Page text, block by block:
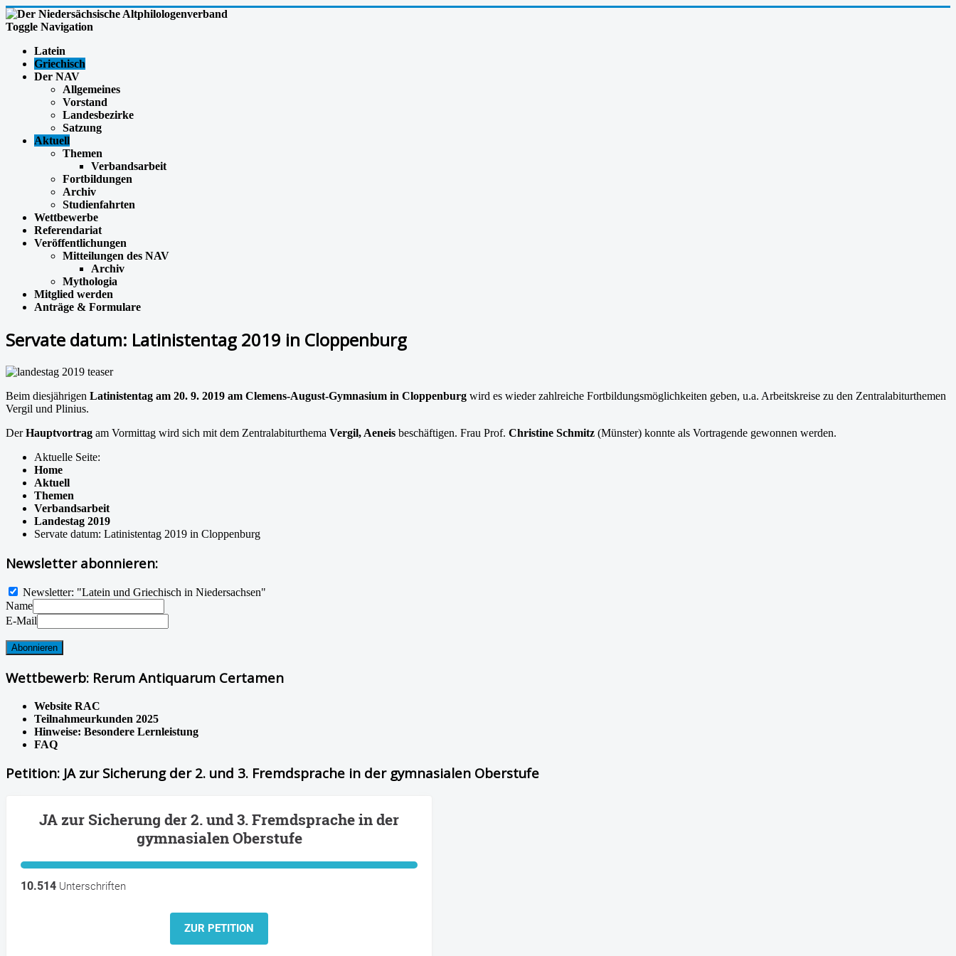
Toggle Navigation
Latein
Griechisch
Der NAV
Allgemeines
Vorstand
Landesbezirke
Satzung
Aktuell
Themen
Verbandsarbeit
Fortbildungen
Archiv
Studienfahrten
Wettbewerbe
Referendariat
Veröffentlichungen
Mitteilungen des NAV
Archiv
Mythologia
Mitglied werden
Anträge & Formulare
Servate datum: Latinistentag 2019 in Cloppenburg
Beim diesjährigen Latinistentag am 20. 9. 2019 am Clemens-August-Gymnasium in Cloppenburg wird es wieder zahlreiche Fortbildungsmöglichkeiten geben, u.a. Arbeitskreise zu den Zentralabiturthemen
Vergil und Plinius.
DerHauptvortrag am Vormittag wird sich mit dem Zentralabiturthema Vergil, Aeneis beschäftigen. Frau Prof. Christine Schmitz (Münster) konnte als Vortragende gewonnen werden.
Aktuelle Seite:
Home
Aktuell
Themen
Verbandsarbeit
Landestag 2019
Servate datum: Latinistentag 2019 in Cloppenburg
Newsletter abonnieren:
Newsletter: "Latein und Griechisch in Niedersachsen"
Name
E-Mail
Wettbewerb: Rerum Antiquarum Certamen
Website RAC
Teilnahmeurkunden 2025
Hinweise: Besondere Lernleistung
FAQ
Petition: JA zur Sicherung der 2. und 3. Fremdsprache in der gymnasialen Oberstufe
JA zur Sicherung der 2. und 3. Fremdsprache in der
gymnasialen Oberstufe
10.514 Unterschriften
ZUR PETITION